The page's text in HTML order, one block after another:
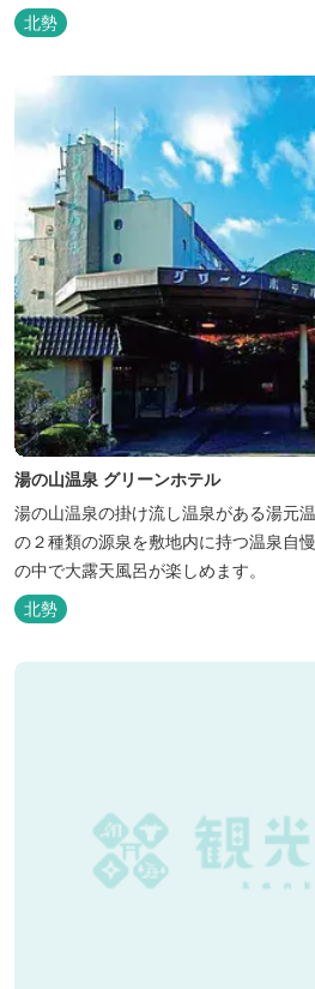
泉・宿泊棟・離れ宿・苺ハウス・ギャ
と『食』が集結しております。 【『癒し』の追求 】 ◆源泉100%
掛け流し「片岡温泉」 片岡温泉は、
の...
北勢
湯の山温泉 グリーンホテル
湯の山温泉の掛け流し温泉がある湯元
の２種類の源泉を敷地内に持つ温泉自
の中で大露天風呂が楽しめます。
北勢